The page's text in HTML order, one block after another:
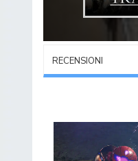
RECENSIONI